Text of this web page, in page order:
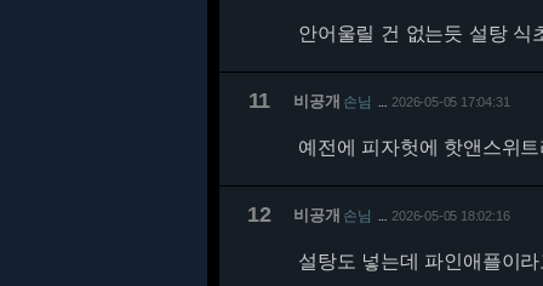
안어울릴 건 없는듯 설탕 식
11 비공개 손님 2026-05-05 17:04:31
예전에 피자헛에 핫앤스위
12 비공개 손님 2026-05-05 18:02:16
설탕도 넣는데 파인애플이